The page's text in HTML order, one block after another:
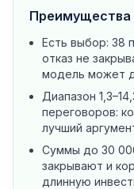
Преимущества
Есть выбор: 38
отказ не
модель может
Диапазон
переговоров:
лучший
Суммы до 30
закрывают и
длинную